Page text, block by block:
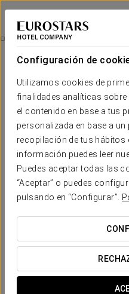
Configuración de
Utilizamos cookies de
finalidades analíticas sobre
el contenido en base a tus
personalizada en base a un
recopilación de tus hábitos
información puedes leer
Puedes aceptar todas las
“Aceptar” o puedes
pulsando en “Configurar”.
Exe Las Palmas
LAS PALMAS DE GRAN CANARIA
Experiencia Romántica
30 €
Experiencia
Detalles para sorprender.
en disfrutar del amor.
En el Exe Las Palmas,
romántica diseñada para